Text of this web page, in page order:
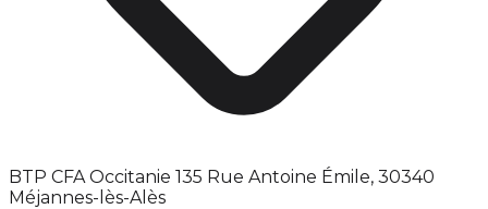
BTP CFA Occitanie 135 Rue Antoine Émile, 30340
Méjannes-lès-Alès